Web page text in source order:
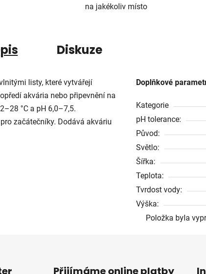
na jakékoliv místo
Diskuze
listy, které vytvářejí
akvária nebo připevnění na
°C a pH 6,0–7,5.
začátečníky. Dodává akváriu
Doplňkové
Kategorie
pH tolerance:
Původ:
Světlo:
Šířka:
Teplota:
Tvrdost vody:
Výška:
Položka byla
Přijímáme online platby